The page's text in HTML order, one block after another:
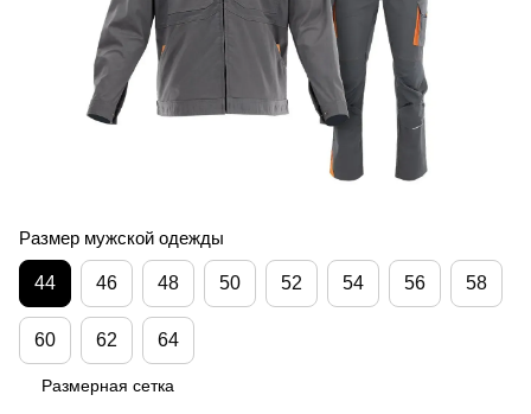
Размер мужской одежды
44 46 48 50 52 54 56 58
60 62 64
Размерная сетка